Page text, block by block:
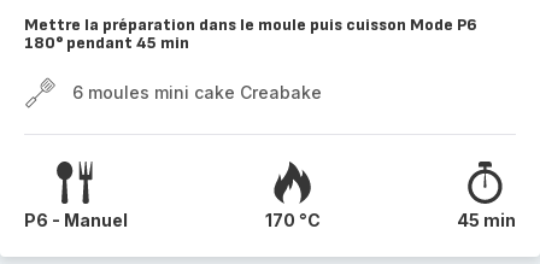
Mettre la préparation dans le moule puis cuisson Mode P6
180° pendant 45 min
6 moules mini cake Creabake
P6 - Manuel 170 °C 45 min